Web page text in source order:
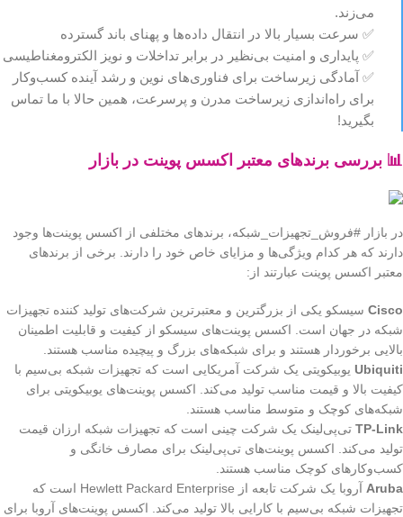
می‌زند.
✅ سرعت بسیار بالا در انتقال داده‌ها و پهنای باند گسترده
✅ پایداری و امنیت بی‌نظیر در برابر تداخلات و نویز الکترومغناطیسی
✅ آمادگی زیرساخت برای فناوری‌های نوین و رشد آینده کسب‌وکار
برای راه‌اندازی زیرساخت مدرن و پرسرعت، همین حالا با ما تماس
بگیرید!
📊 بررسی برندهای معتبر اکسس پوینت در بازار
در بازار #فروش_تجهیزات_شبکه، برندهای مختلفی از اکسس پوینت‌ها وجود
دارند که هر کدام ویژگی‌ها و مزایای خاص خود را دارند. برخی از برندهای
معتبر اکسس پوینت عبارتند از:
Cisco سیسکو یکی از بزرگترین و معتبرترین شرکت‌های تولید کننده تجهیزات
شبکه در جهان است. اکسس پوینت‌های سیسکو از کیفیت و قابلیت اطمینان
بالایی برخوردار هستند و برای شبکه‌های بزرگ و پیچیده مناسب هستند.
Ubiquiti یوبیکویتی یک شرکت آمریکایی است که تجهیزات شبکه بی‌سیم با
کیفیت بالا و قیمت مناسب تولید می‌کند. اکسس پوینت‌های یوبیکویتی برای
شبکه‌های کوچک و متوسط مناسب هستند.
TP-Link تی‌پی‌لینک یک شرکت چینی است که تجهیزات شبکه ارزان قیمت
تولید می‌کند. اکسس پوینت‌های تی‌پی‌لینک برای مصارف خانگی و
کسب‌وکارهای کوچک مناسب هستند.
Aruba
آروبا یک شرکت تابعه از Hewlett Packard Enterprise است که
تجهیزات شبکه بی‌سیم با کارایی بالا تولید می‌کند. اکسس پوینت‌های آروبا برای